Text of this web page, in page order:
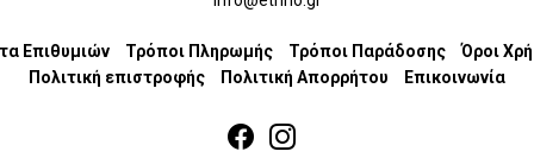
Επιθυμιών Τρόποι Πληρωμής Τρόποι Παράδοσης
Όροι
Πολιτική επιστροφής
Πολιτική Απορρήτου Επικοινωνία